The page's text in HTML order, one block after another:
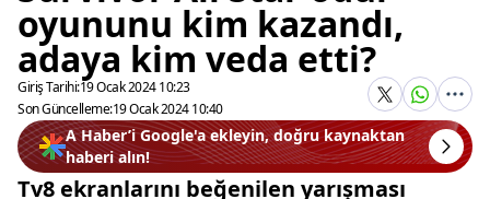
oyununu kim kazandı,
adaya kim veda etti?
Giriş Tarihi:19 Ocak 2024 10:23
Son Güncelleme:19 Ocak 2024 10:40
A Haber’i Google'a ekleyin, doğru kaynaktan
haberi alın!
Tv8 ekranlarını beğenilen yarışması